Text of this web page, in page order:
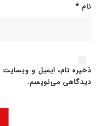
نام *
ذخیره نام، ایمیل و وبسایت
دیدگاهی می‌نویسم.